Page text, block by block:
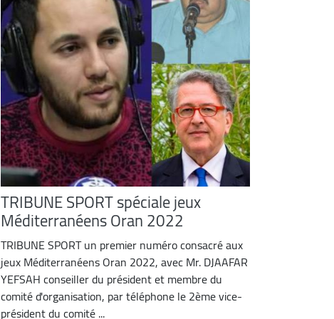
TRIBUNE SPORT spéciale jeux
Méditerranéens Oran 2022
TRIBUNE SPORT un premier numéro consacré aux
jeux Méditerranéens Oran 2022, avec Mr. DJAAFAR
YEFSAH conseiller du président et membre du
comité d'organisation, par téléphone le 2ème vice-
président du comité ...